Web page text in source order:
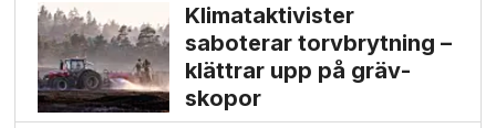
Klimat­aktivister
saboterar torv­brytning –
klättrar upp på gräv­
skopor